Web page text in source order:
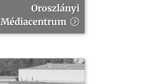
Oroszlányi
Médiacentrum